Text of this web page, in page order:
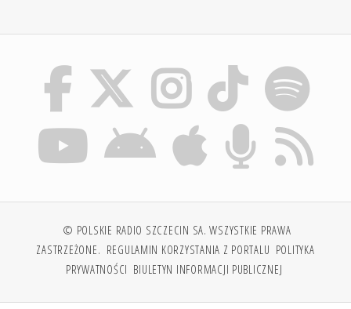
© POLSKIE RADIO SZCZECIN SA. WSZYSTKIE PRAWA
ZASTRZEŻONE. REGULAMIN KORZYSTANIA Z PORTALU POLITYKA
PRYWATNOŚCI BIULETYN INFORMACJI PUBLICZNEJ